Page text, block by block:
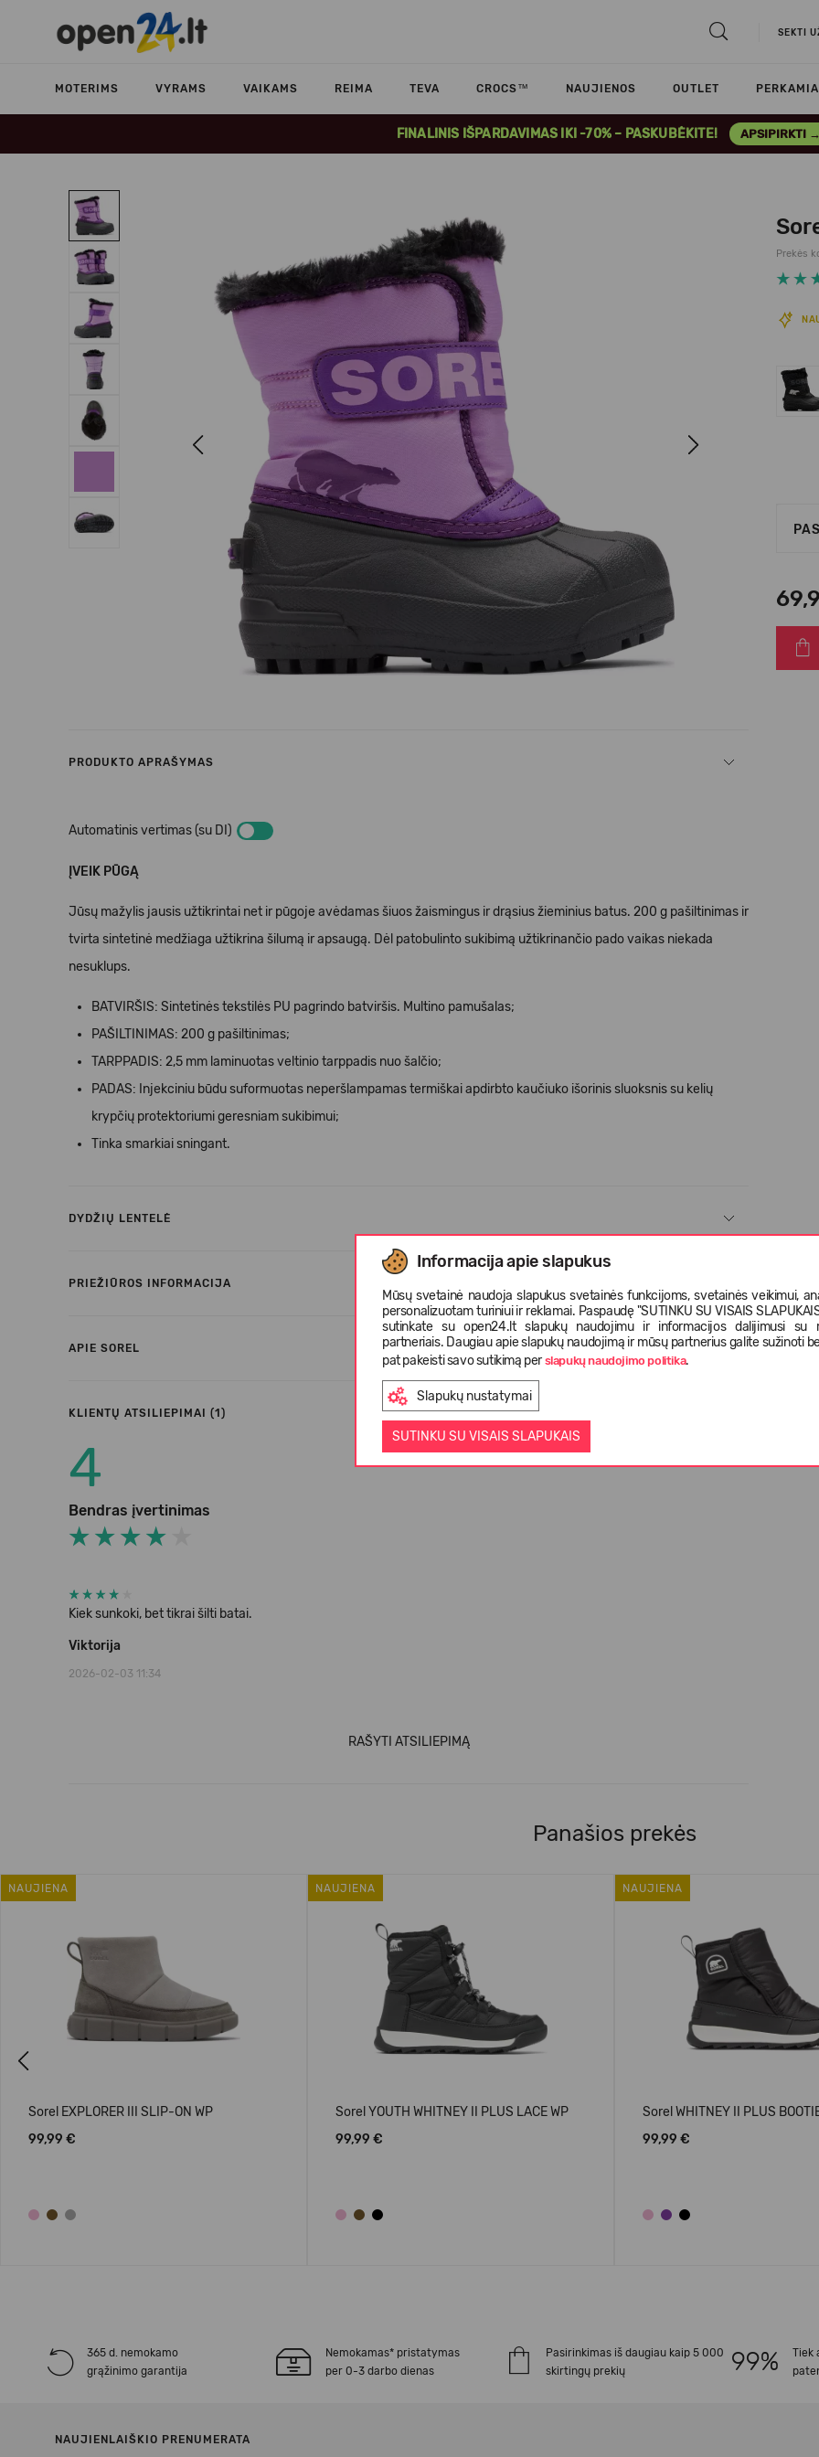
SEKTI
MOTERIMS VYRAMS VAIKAMS REIMA TEVA CROCS™ NAUJIENOS OUTLET
FINALINIS IŠPARDAVIMAS IKI -70% – PASKUBĖKITE! APSIPIRKTI →
Informacija apie slapukus
Mūsų svetainė naudoja slapukus svetainės funkcijoms, svetainės veikimui,
personalizuotam turiniui ir reklamai. Paspaudę "SUTINKU SU VISAIS
sutinkate su open24.lt slapukų naudojimu ir informacijos dalijimusi su
partneriais. Daugiau apie slapukų naudojimą ir mūsų partnerius galite sužinoti
pat pakeisti savo sutikimą per slapukų naudojimo politika.
Slapukų nustatymai
SUTINKU SU VISAIS SLAPUKAIS
Next
Prekės
PRODUKTO APRAŠYMAS
Automatinis vertimas (su DI)
ĮVEIK PŪGĄ
Jūsų mažylis jausis užtikrintai net ir pūgoje avėdamas šiuos žaismingus ir drąsius žieminius batus. 200 g pašiltinimas ir
tvirta sintetinė medžiaga užtikrina šilumą ir apsaugą. Dėl patobulinto sukibimą užtikrinančio pado vaikas niekada
nesuklups.
BATVIRŠIS: Sintetinės tekstilės PU pagrindo batviršis. Multino pamušalas;
PAŠILTINIMAS: 200 g pašiltinimas;
TARPPADIS: 2,5 mm laminuotas veltinio tarppadis nuo šalčio;
PADAS: Injekciniu būdu suformuotas neperšlampamas termiškai apdirbto kaučiuko išorinis sluoksnis su kelių
krypčių protektoriumi geresniam sukibimui;
Tinka smarkiai sningant.
DYDŽIŲ LENTELĖ
PRIEŽIŪROS INFORMACIJA
APIE SOREL
KLIENTŲ ATSILIEPIMAI (1)
4
Bendras įvertinimas
Kiek sunkoki, bet tikrai šilti batai.
Viktorija
2026-02-03 11:34
RAŠYTI ATSILIEPIMĄ
Panašios prekės
NAUJIENA
Sorel EXPLORER III SLIP-ON WP
99,99 €
NAUJIENA
Sorel YOUTH WHITNEY II PLUS LACE WP
99,99 €
NAUJIENA
Sorel WHITNEY II PLUS
99,99 €
365 d. nemokamo
grąžinimo garantija
Nemokamas* pristatymas
per 0-3 darbo dienas
Pasirinkimas iš daugiau kaip 5 000
skirtingų prekių
Tiek
NAUJIENLAIŠKIO PRENUMERATA